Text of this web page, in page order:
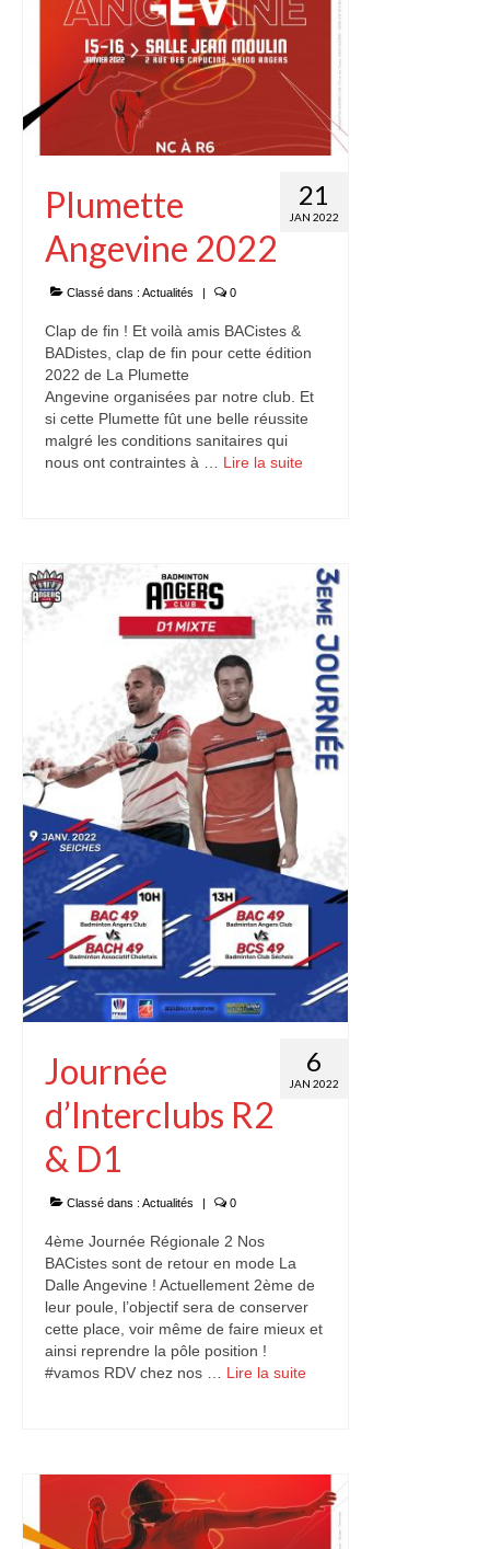
21
JAN 2022
Plumette
Angevine 2022
Classé dans : Actualités | 0
Clap de fin ! Et voilà amis BACistes &
BADistes, clap de fin pour cette édition
2022 de La Plumette
Angevine organisées par notre club. Et
si cette Plumette fût une belle réussite
malgré les conditions sanitaires qui
nous ont contraintes à … Lire la suite­­
6
JAN 2022
Journée
d’Interclubs R2
& D1
Classé dans : Actualités 0
4ème Journée Régionale 2 Nos
BACistes sont de retour en mode La
Dalle Angevine ! Actuellement 2ème de
leur poule, l’objectif sera de conserver
cette place, voir même de faire mieux et
ainsi reprendre la pôle position !
#vamos RDV chez nos … Lire la suite­­